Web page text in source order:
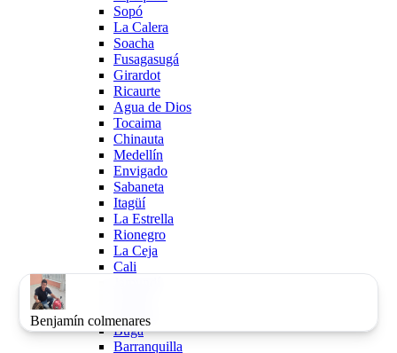
Sopó
La Calera
Soacha
Fusagasugá
Girardot
Ricaurte
Agua de Dios
Tocaima
Chinauta
Medellín
Envigado
Sabaneta
Itagüí
La Estrella
Rionegro
La Ceja
Cali
Buga
Barranquilla
Benjamín colmenares